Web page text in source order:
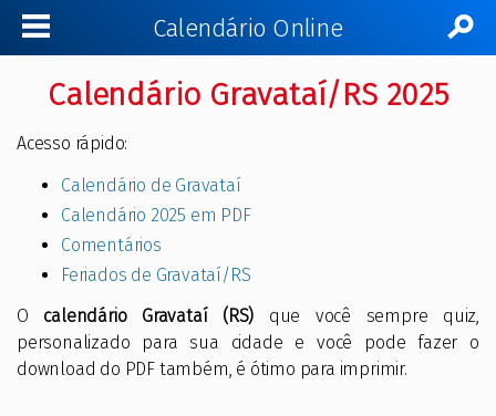
Calendário Online
Calendário Gravataí/RS 2025
Acesso rápido:
Calendário de Gravataí
Calendário 2025 em PDF
Comentários
Feriados de Gravataí/RS
O calendário Gravataí (RS) que você sempre quiz,
personalizado para sua cidade e você pode fazer o
download do PDF também, é ótimo para imprimir.